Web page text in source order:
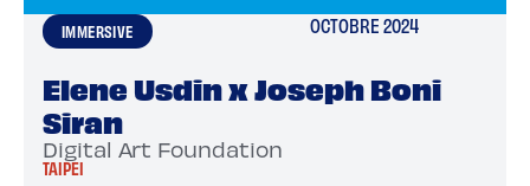
IMMERSIVE OCTOBRE 2024
Elene Usdin x Joseph Boni
Siran
Digital Art Foundation
TAIPEI